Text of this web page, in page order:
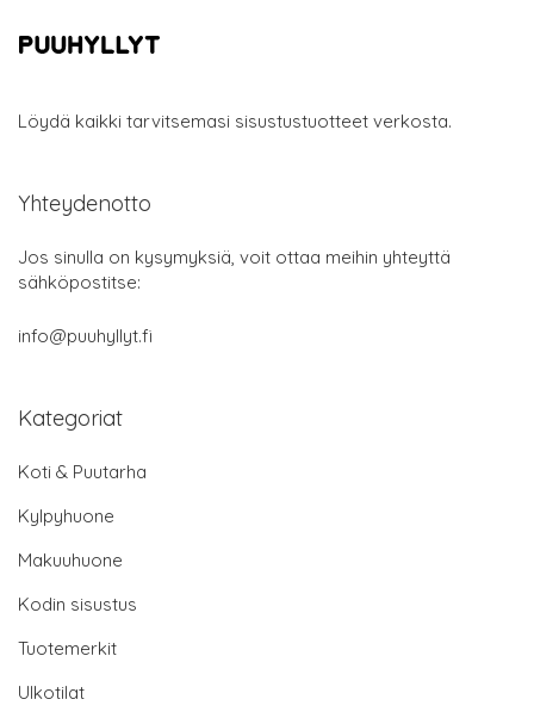
Löydä kaikki tarvitsemasi sisustustuotteet verkosta.
Yhteydenotto
Jos sinulla on kysymyksiä, voit ottaa meihin yhteyttä
sähköpostitse:
info@puuhyllyt.fi
Kategoriat
Koti & Puutarha
Kylpyhuone
Makuuhuone
Kodin sisustus
Tuotemerkit
Ulkotilat